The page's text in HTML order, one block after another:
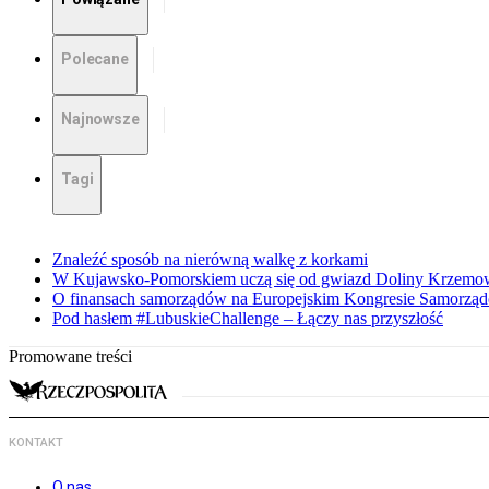
Polecane
Najnowsze
Tagi
Znaleźć sposób na nierówną walkę z korkami
W Kujawsko-Pomorskiem uczą się od gwiazd Doliny
O finansach samorządów na Europejskim Kongresie
Pod hasłem #LubuskieChallenge – Łączy nas przyszłość
Promowane treści
KONTAKT